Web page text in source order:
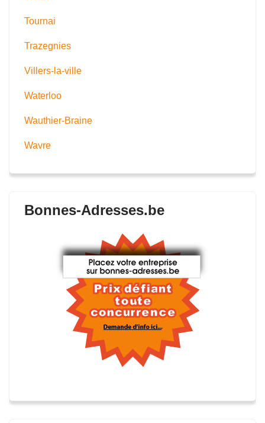
Tournai
Trazegnies
Villers-la-ville
Waterloo
Wauthier-Braine
Wavre
Bonnes-Adresses.be